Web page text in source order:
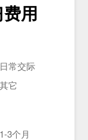
用
日常交际
其它
1-3个月